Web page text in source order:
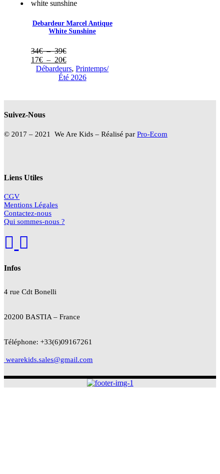
Debardeur Marcel Antique
White Sunshine
34€ – 39€Plage
de
prix :
34€
17€ – 20€Plage
de
prix :
Débardeurs,Printemps/
Été 2026
Infos
4 rue Cdt Bonelli
20200 BASTIA – France
Téléphone: +33(6)09167261
wearekids.sales@gmail.com
Liens Utiles
CGV
Mentions Légales
Contactez-nous
Qui sommes-nous ?
Suivez-Nous
© 2017 – 2021 We Are Kids – Réalisé par Pro-Ecom